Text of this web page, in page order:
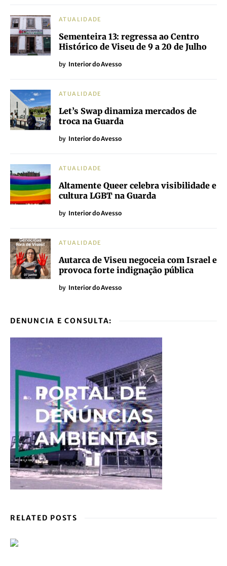
ATUALIDADE
Sementeira 13: regressa ao Centro
Histórico de Viseu de 9 a 20 de Julho
by Interior do Avesso
ATUALIDADE
Let’s Swap dinamiza mercados de
troca na Guarda
by Interior do Avesso
ATUALIDADE
Altamente Queer celebra visibilidade e
cultura LGBT na Guarda
by Interior do Avesso
ATUALIDADE
Autarca de Viseu negoceia com Israel e
provoca forte indignação pública
by Interior do Avesso
DENUNCIA E CONSULTA:
RELATED POSTS